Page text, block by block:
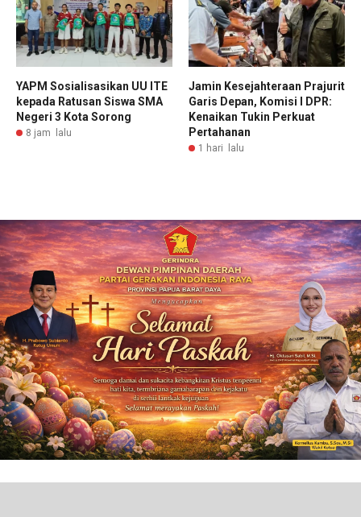
YAPM Sosialisasikan UU ITE
kepada Ratusan Siswa SMA
Negeri 3 Kota Sorong
8 jam lalu
Jamin Kesejahteraan Prajurit
Garis Depan, Komisi I DPR:
Kenaikan Tukin Perkuat
Pertahanan
1 hari lalu